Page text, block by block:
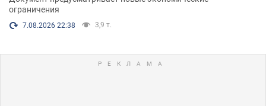
ограничения
7.08.2026 22:38 3,9 т.